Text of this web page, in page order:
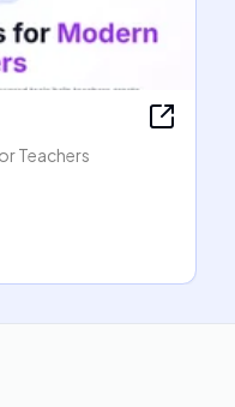
Teachers